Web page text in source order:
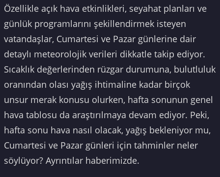
Özellikle açık hava etkinlikleri, seyahat planları ve
günlük programlarını şekillendirmek isteyen
vatandaşlar, Cumartesi ve Pazar günlerine dair
detaylı meteorolojik verileri dikkatle takip ediyor.
Sıcaklık değerlerinden rüzgar durumuna, bulutluluk
oranından olası yağış ihtimaline kadar birçok
unsur merak konusu olurken, hafta sonunun genel
hava tablosu da araştırılmaya devam ediyor. Peki,
hafta sonu hava nasıl olacak, yağış bekleniyor mu,
Cumartesi ve Pazar günleri için tahminler neler
söylüyor? Ayrıntılar haberimizde.